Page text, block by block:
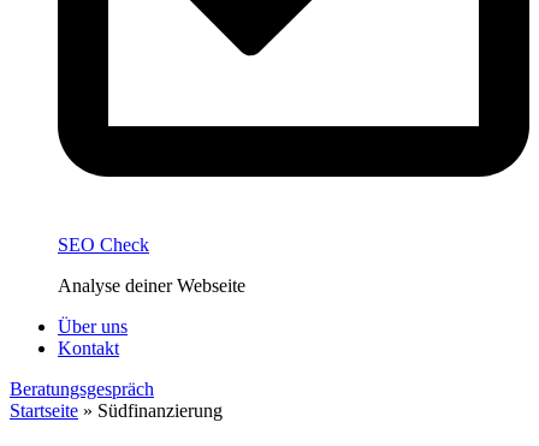
SEO Check
Analyse deiner Webseite
Über uns
Kontakt
Beratungsgespräch
Startseite » Südfinanzierung